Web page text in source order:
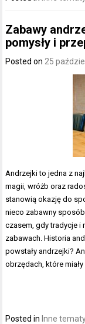
Zabawy
pomysły i
Posted on 25
Andrzejki to jedna z
magii, wróżb oraz
stanowią okazję do
nieco zabawny
czasem, gdy tradycje i
zabawach. Historia
powstały andrzejki?
obrzędach, które
Posted inInne